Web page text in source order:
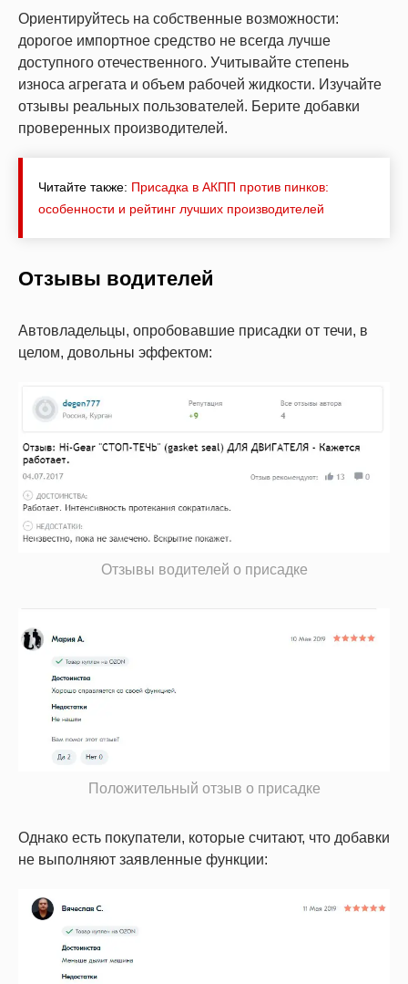
Ориентируйтесь на собственные возможности:
дорогое импортное средство не всегда лучше
доступного отечественного. Учитывайте степень
износа агрегата и объем рабочей жидкости. Изучайте
отзывы реальных пользователей. Берите добавки
проверенных производителей.
Читайте также: Присадка в АКПП против пинков:
особенности и рейтинг лучших производителей
Отзывы водителей
Автовладельцы, опробовавшие присадки от течи, в
целом, довольны эффектом:
Отзывы водителей о присадке
Положительный отзыв о присадке
Однако есть покупатели, которые считают, что добавки
не выполняют заявленные функции: